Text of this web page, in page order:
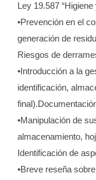
Ley 19.587
•Prevención en el
generación de
Riesgos de
•Introducción a la
identificación,
•Manipulación de
almacenamiento,
Identificación de
•Breve reseña